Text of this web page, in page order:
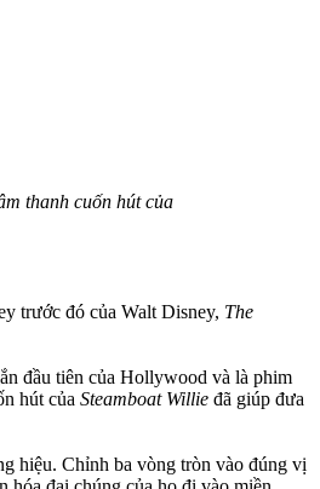
thanh cuốn hút của
trước đó của Walt Disney, The
đầu tiên của Hollywood và là phim
hút của Steamboat Willie đã giúp đưa
hiệu. Chỉnh ba vòng tròn vào đúng vị